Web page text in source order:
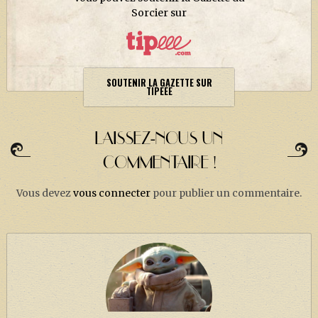
Sorcier sur
SOUTENIR LA GAZETTE SUR
TIPEEE
LAISSEZ-NOUS UN
COMMENTAIRE !
Vous devezvous connecter pour publier un commentaire.